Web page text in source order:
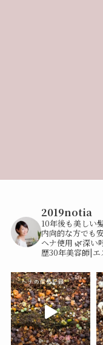
2019notia
10年後も美しい
内向的な方でも
ヘナ使用 🌿深い
歴30年美容師|エ